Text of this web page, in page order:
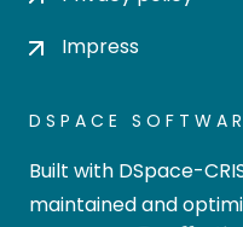
Impress
DSPACE
Built with DSpace-
maintained and